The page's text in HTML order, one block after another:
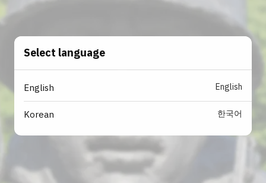
Select language
English English
Korean 한국어